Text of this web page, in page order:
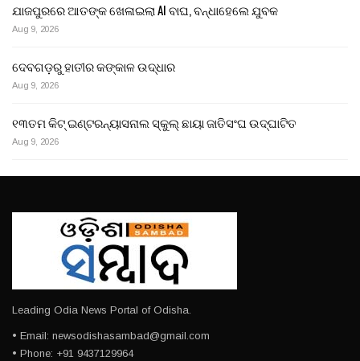
ଯାଜପୁରରେ ଆତଙ୍କ ଖେଳାଇଲା AI ବାଘ, ବନ୍ଧାହେଲେ ଯୁବକ
Aug 9, 2026
ଦେବଗଡ଼ରୁ ହାତୀର କଙ୍କାଳ ଉଦ୍ଧାର
Aug 9, 2026
୧୩ତମ କିଟ୍ ଇଣ୍ଟରନ୍ୟାସନାଲ ସ୍କୁଲ୍ ଛାୟା ଜାତିସଂଘ ଉଦ୍‍ଘାଟିତ
Aug 9, 2026
Leading Odia News Portal of Odisha.
• Email: newsodishasambad@gmail.com
• Phone: +91 9437129964